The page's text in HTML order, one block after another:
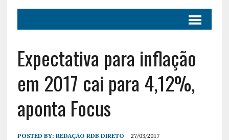
Expectativa para inflação
em 2017 cai para 4,12%,
aponta Focus
POSTED BY: REDAÇÃO RDB DIRETO 27/03/2017